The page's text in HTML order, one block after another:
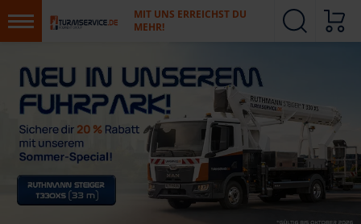
MIT UNS ERREICHST DU
MEHR!